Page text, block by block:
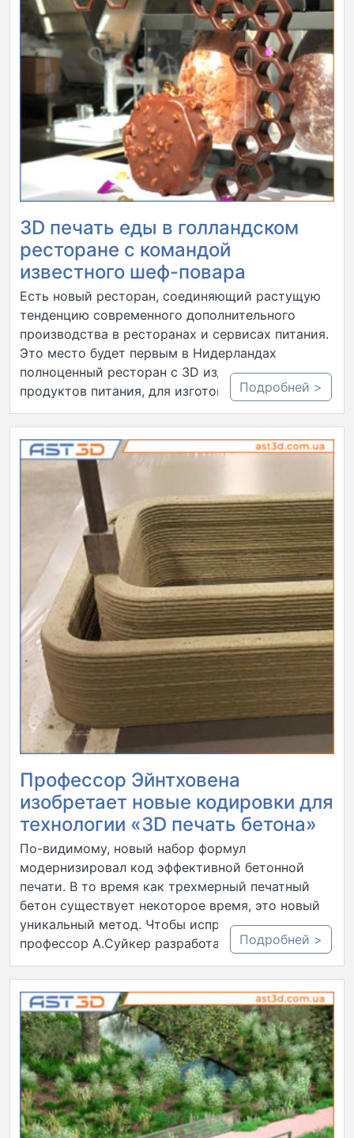
3D печать еды в голландском
ресторане с командой
известного шеф-повара
Есть новый ресторан, соединяющий растущую
тенденцию современного дополнительного
производства в ресторанах и сервисах питания.
Это место будет первым в Нидерландах
полноценный ресторан с 3D изделиями
продуктов питания, для изготовления которых…..
Подробней >
Профессор Эйнтховена
изобретает новые кодировки для
технологии «3D печать бетона»
По-видимому, новый набор формул
модернизировал код эффективной бетонной
печати. В то время как трехмерный печатный
бетон существует некоторое время, это новый
уникальный метод. Чтобы исправить его,
профессор А.Суйкер разработал ряд…..Подробней >